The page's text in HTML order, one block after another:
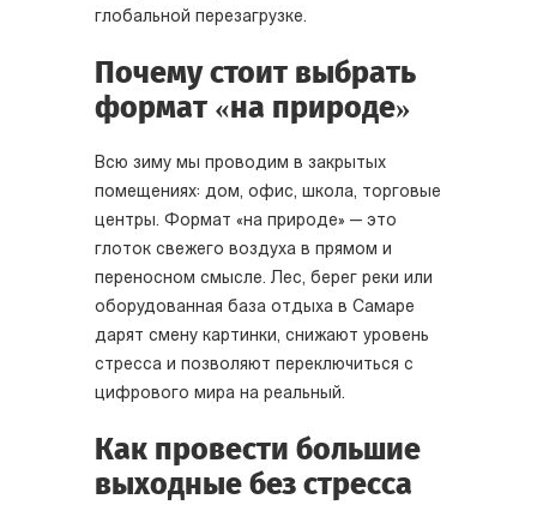
глобальной перезагрузке.
Почему стоит выбрать
формат «на природе»
Всю зиму мы проводим в закрытых
помещениях: дом, офис, школа, торговые
центры. Формат «на природе» — это
глоток свежего воздуха в прямом и
переносном смысле. Лес, берег реки или
оборудованная база отдыха в Самаре
дарят смену картинки, снижают уровень
стресса и позволяют переключиться с
цифрового мира на реальный.
Как провести большие
выходные без стресса